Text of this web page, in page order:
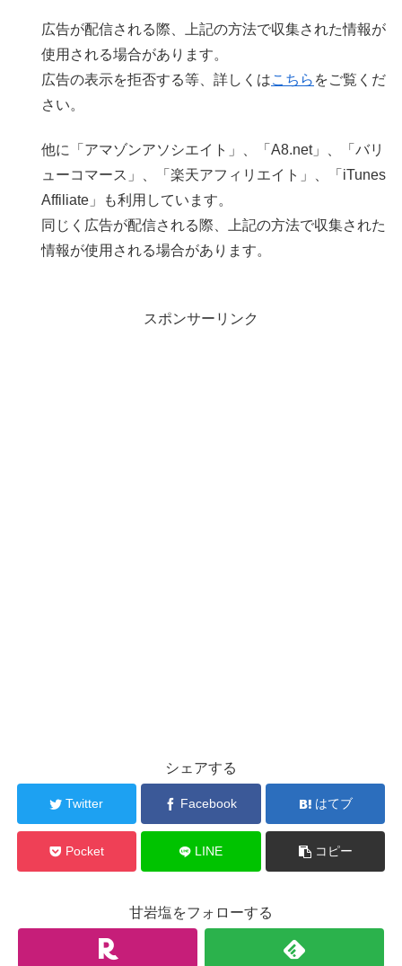
広告が配信される際、上記の方法で収集された情報が
使用される場合があります。
広告の表示を拒否する等、詳しくはこちら をご覧くだ
さい。
他に「アマゾンアソシエイト」、「A8.net」、「バリ
ューコマース」、「楽天アフィリエイト」、「iTunes
Affiliate」も利用しています。
同じく広告が配信される際、上記の方法で収集された
情報が使用される場合があります。
スポンサーリンク
シェアする
Twitter Facebook はてブ
Pocket LINE コピー
甘岩塩をフォローする